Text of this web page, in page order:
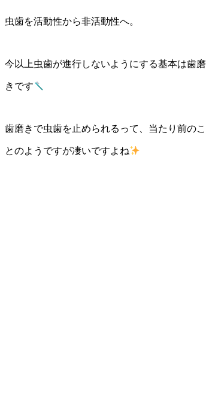
虫歯を活動性から非活動性へ。
今以上虫歯が進行しないようにする基本は歯磨
きです
歯磨きで虫歯を止められるって、当たり前のこ
とのようですが凄いですよね